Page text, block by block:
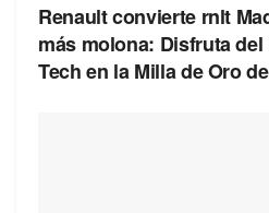
Renault convierte rnlt
más molona: Disfruta
Tech en la Milla de Oro